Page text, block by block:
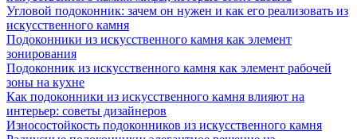
Угловой подоконник: зачем он нужен и как его реализовать из
искусственного камня
Подоконники из искусственного камня как элемент
зонирования
Подоконник из искусственного камня как элемент рабочей
зоны на кухне
Как подоконники из искусственного камня влияют на
интерьер: советы дизайнеров
Износостойкость подоконников из искусственного камня